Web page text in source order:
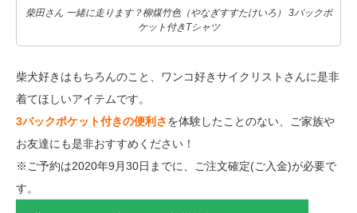
柴田さん 一緒に走ります？柳煤竹色（やなぎすすたけいろ） 3バックポ
ケット付きTシャツ
柴犬好きはもちろんのこと、ワンコ好きサイクリストさんに是非
着てほしいアイテムです。
3バックポケット付きの便利さを体験したことのない、ご家族や
お友達にも是非おすすめください！
※ご予約は2020年9月30日までに、ご注文確定(ご入金)が必要で
す。